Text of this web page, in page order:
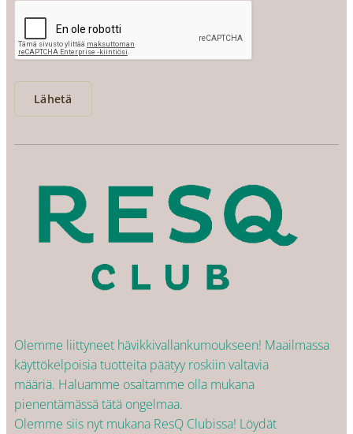
Lähetä
Olemme liittyneet hävikkivallankumoukseen! Maailmassa
käyttökelpoisia tuotteita päätyy roskiin valtavia
määriä. Haluamme osaltamme olla mukana
pienentämässä tätä ongelmaa.
Olemme siis nyt mukana ResQ Clubissa! Löydät